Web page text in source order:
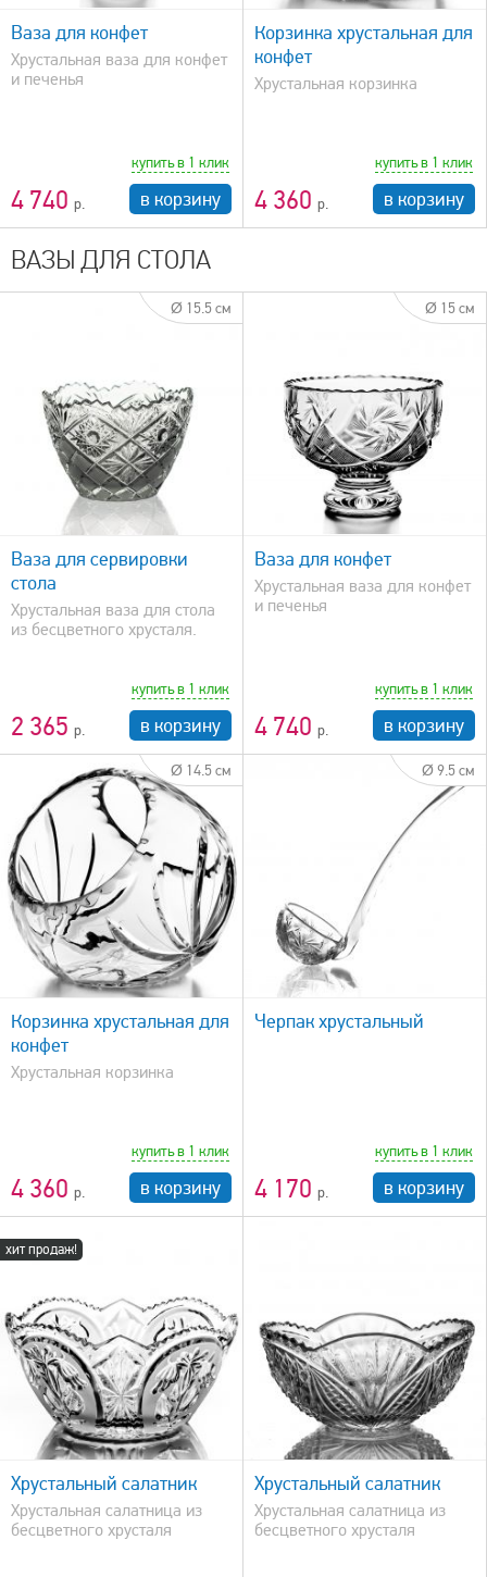
Ваза для конфет
Хрустальная ваза для конфет
и печенья
4 740
купить в 1 клик
в корзину
Корзинка хрустальная для
конфет
Хрустальная корзинка
4 360
купить в 1 клик
в корзину
ВАЗЫ ДЛЯ СТОЛА
Ø 15.5 см
Ваза для сервировки
стола
Хрустальная ваза для стола
из бесцветного хрусталя.
2 365
купить в 1 клик
в корзину
Ø 15 см
быстрый просмотр
Ваза для конфет
Хрустальная ваза для конфет
и печенья
4 740
купить в 1 клик
в корзину
Ø 14.5 см
Корзинка хрустальная для
конфет
Хрустальная корзинка
4 360
купить в 1 клик
в корзину
Ø 9.5 см
быстрый просмотр
Черпак хрустальный
4 170
купить в 1 клик
в корзину
хит продаж!
Хрустальный салатник
Хрустальная салатница из
бесцветного хрусталя
быстрый просмотр
Хрустальный салатник
Хрустальная салатница из
бесцветного хрусталя